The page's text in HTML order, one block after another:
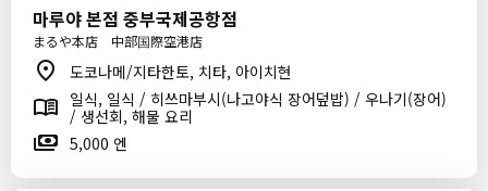
마루야 본점 중부국제공항점
まるや本店 中部国際空港店
도코나메/지타한토, 치타, 아이치현
일식, 일식 / 히쓰마부시(나고야식 장어덮밥) / 우나기(장어)
/ 생선회, 해물 요리
5,000 엔